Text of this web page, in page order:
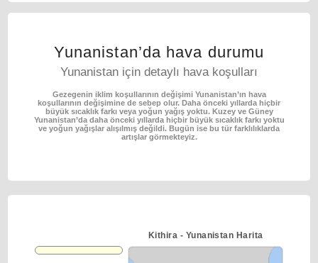
Yunanistan’da hava durumu
Yunanistan için detaylı hava koşulları
Gezegenin iklim koşullarının değişimi Yunanistan’ın hava
koşullarının değişimine de sebep olur. Daha önceki yıllarda hiçbir
büyük sıcaklık farkı veya yoğun yağış yoktu. Kuzey ve Güney
Yunanistan’da daha önceki yıllarda hiçbir büyük sıcaklık farkı yoktu
ve yoğun yağışlar alışılmış değildi. Bugün ise bu tür farklılıklarda
artışlar görmekteyiz.
Κithira - Yunanistan Harita